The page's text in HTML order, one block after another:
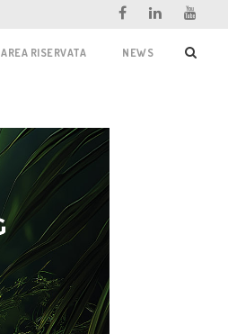
AREA RISERVATA NEWS